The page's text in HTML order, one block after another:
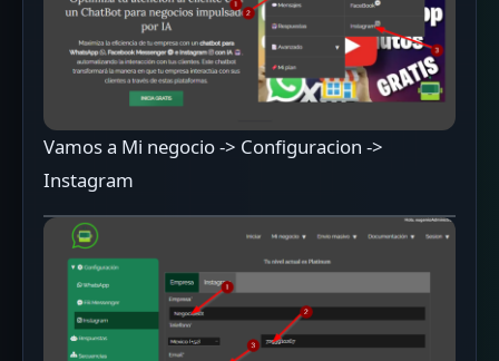
Vamos a Mi negocio -> Configuracion ->
Instagram